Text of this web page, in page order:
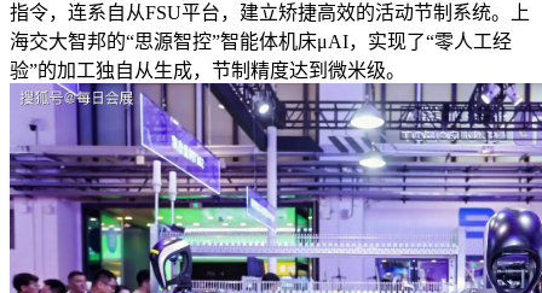
指令，连系自从FSU平台，建立矫捷高效的活动节制系统。上
海交大智邦的“思源智控”智能体机床μAI，实现了“零人工经
验”的加工独自从生成，节制精度达到微米级。